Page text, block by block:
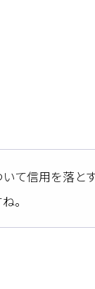
て信用を落と
。